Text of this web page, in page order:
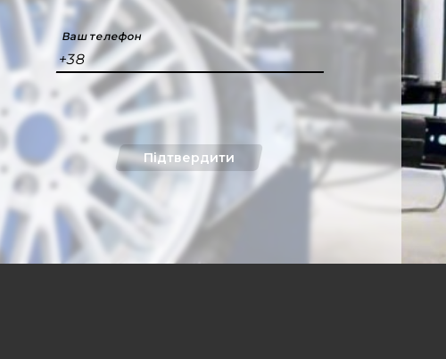
Ваш телефон
+38
Підтвердити